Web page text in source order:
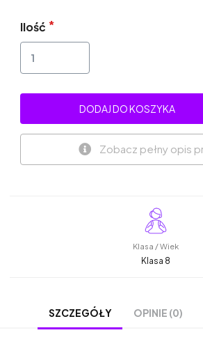
Ilość
DODAJ DO KOSZYKA
Zobacz pełny opis
Klasa / Wiek
Klasa 8
SZCZEGÓŁY OPINIE (0)